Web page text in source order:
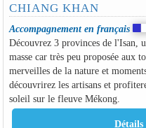
CHIANG KHAN
Accompagnement en français
Découvrez 3 provinces de l'Isan,
masse car très peu proposée aux
merveilles de la nature et
découvrirez les artisans et
soleil sur le fleuve Mékong.